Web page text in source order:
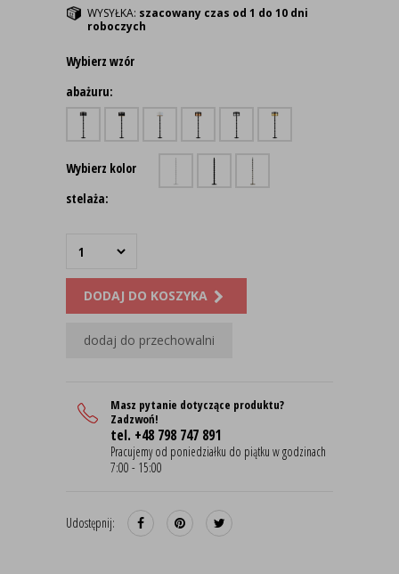
WYSYŁKA: szacowany czas od 1 do 10 dni
roboczych
Wybierz wzór
abażuru:
Wybierz kolor
stelaża:
DODAJ DO KOSZYKA
dodaj do przechowalni
Masz pytanie dotyczące produktu?
Zadzwoń!
tel. +48 798 747 891
Pracujemy od poniedziałku do piątku w godzinach
7:00 - 15:00
Udostępnij: